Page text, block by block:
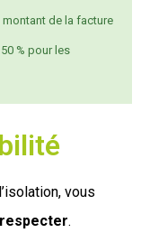
de la facture
% pour les
vous
.